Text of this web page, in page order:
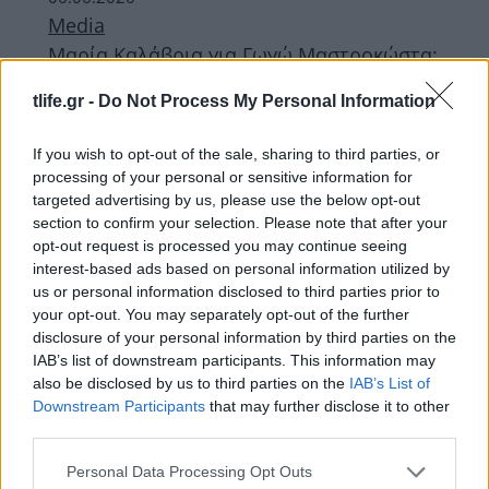
tlife.gr - Do Not Process My Personal Information
If you wish to opt-out of the sale, sharing to third parties, or
processing of your personal or sensitive information for
targeted advertising by us, please use the below opt-out
section to confirm your selection. Please note that after your
opt-out request is processed you may continue seeing
interest-based ads based on personal information utilized by
us or personal information disclosed to third parties prior to
your opt-out. You may separately opt-out of the further
disclosure of your personal information by third parties on the
IAB’s list of downstream participants. This information may
also be disclosed by us to third parties on the IAB’s List of
Downstream Participants that may further disclose it to other
Please note that this website/app uses one or more Google
Personal Data Processing Opt Outs
Media
Μαρία Καλάβρια για Γωγώ Μαστροκώστα:
«Μου στοίχισε ο θάνατος της – Ήταν σαν
αδελφή μου»
ΔΙΑΦΗΜΙΣΗ